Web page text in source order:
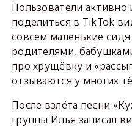
Пользователи
поделиться в TikTok
совсем маленькие
родителями,
про хрущёвку и
отзываются у многих
После взлёта песни
группы Илья записал